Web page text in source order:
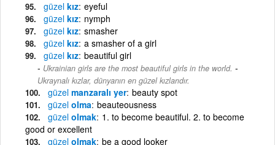
güzel kız eyeful
güzel kız nymph
güzel kız smasher
güzel kız a smasher of a girl
güzel kız beautiful girl
Ukrainian girls are the most beautiful girls in the world. -
Ukraynalı kızlar, dünyanın en güzel kızlarıdır.
güzel manzaralı yer beauty spot
güzel olma beauteousness
güzel olmak 1. to become beautiful. 2. to become
good or excellent
güzel olmak be a good looker